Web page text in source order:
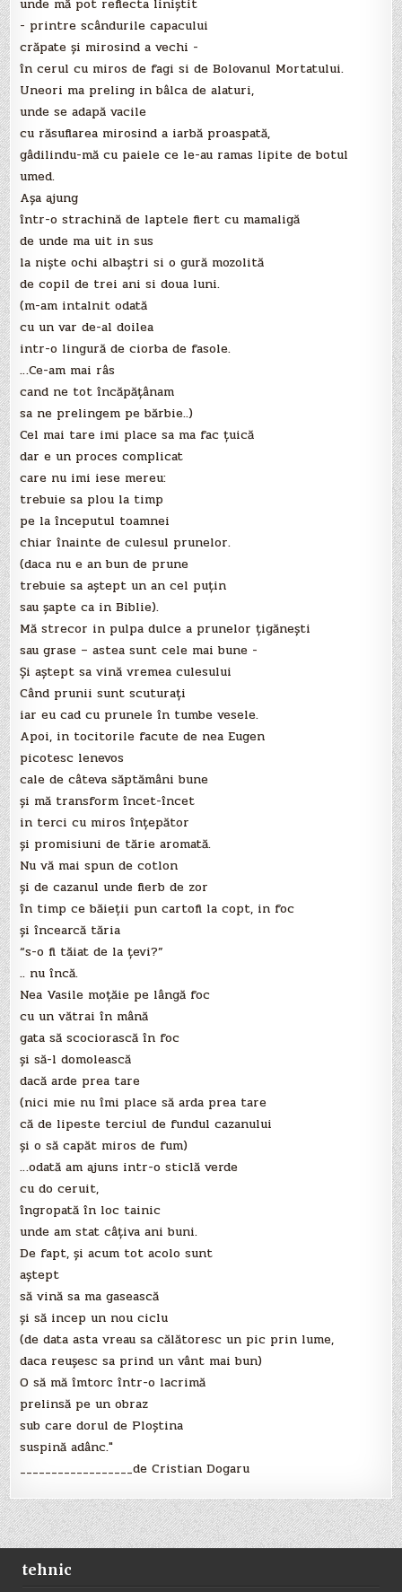
unde mă pot reflecta liniştit
- printre scândurile capacului
crăpate şi mirosind a vechi -
în cerul cu miros de fagi si de Bolovanul Mortatului.
Uneori ma preling in bâlca de alaturi,
unde se adapă vacile
cu răsuflarea mirosind a iarbă proaspată,
gâdilindu-mă cu paiele ce le-au ramas lipite de botul
umed.
Aşa ajung
într-o strachină de laptele fiert cu mamaligă
de unde ma uit in sus
la nişte ochi albaştri si o gură mozolită
de copil de trei ani si doua luni.
(m-am intalnit odată
cu un var de-al doilea
intr-o lingură de ciorba de fasole.
…Ce-am mai râs
cand ne tot încăpăţânam
sa ne prelingem pe bărbie..)
Cel mai tare imi place sa ma fac ţuică
dar e un proces complicat
care nu imi iese mereu:
trebuie sa plou la timp
pe la începutul toamnei
chiar înainte de culesul prunelor.
(daca nu e an bun de prune
trebuie sa aştept un an cel puţin
sau şapte ca in Biblie).
Mă strecor in pulpa dulce a prunelor ţigăneşti
sau grase – astea sunt cele mai bune -
Şi aştept sa vină vremea culesului
Când prunii sunt scuturaţi
iar eu cad cu prunele în tumbe vesele.
Apoi, in tocitorile facute de nea Eugen
picotesc lenevos
cale de câteva săptămâni bune
şi mă transform încet-încet
in terci cu miros înţepător
şi promisiuni de tărie aromată.
Nu vă mai spun de cotlon
şi de cazanul unde fierb de zor
în timp ce băieţii pun cartofi la copt, in foc
şi încearcă tăria
“s-o fi tăiat de la ţevi?”
.. nu încă.
Nea Vasile moţăie pe lângă foc
cu un vătrai în mână
gata să scociorască în foc
şi să-l domolească
dacă arde prea tare
(nici mie nu îmi place să arda prea tare
că de lipeste terciul de fundul cazanului
şi o să capăt miros de fum)
…odată am ajuns intr-o sticlă verde
cu do ceruit,
îngropată în loc tainic
unde am stat câţiva ani buni.
De fapt, şi acum tot acolo sunt
aştept
să vină sa ma gasească
şi să incep un nou ciclu
(de data asta vreau sa călătoresc un pic prin lume,
daca reuşesc sa prind un vânt mai bun)
O să mă îmtorc într-o lacrimă
prelinsă pe un obraz
sub care dorul de Ploştina
suspină adânc."
__________________de Cristian Dogaru
tehnic